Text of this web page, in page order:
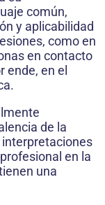
común,
y aplicabilidad
como en
en contacto
ende, en el
de la
en la
una